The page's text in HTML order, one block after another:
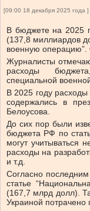
[09:00 18 декабря 2025 года ]
В бюджете на 2025
(137,8 миллиардов
военную операцию”.
Журналисты
расходы
специальной
В 2025 году
содержались в
Белоусова.
До сих пор были
бюджета РФ по
могут учитываться
расходы на
и т.д.
Согласно
статье
(167,7 млрд долл).
Украиной